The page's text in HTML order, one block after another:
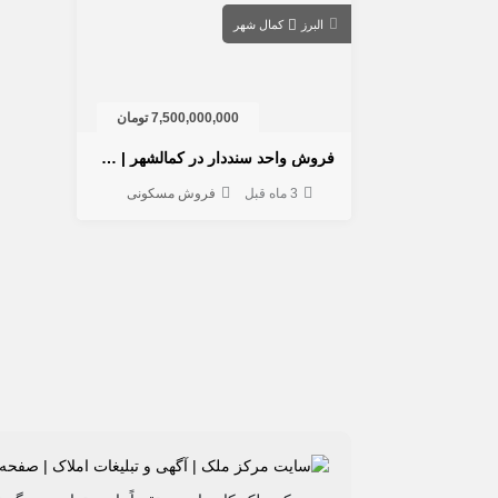
البرز کمال شهر
7,500,000,000 تومان
فروش واحد سنددار در کمالشهر | جهان آرا، باغ زمانی و گلها
3 ماه قبل فروش مسکونی